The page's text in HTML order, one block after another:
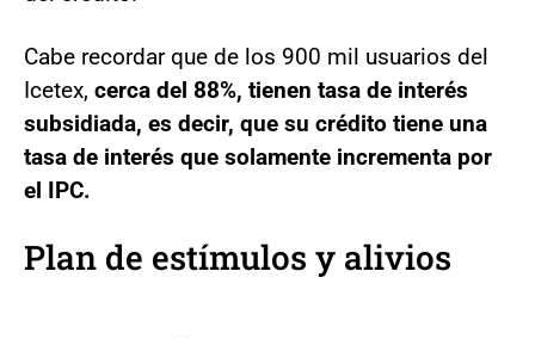
Cabe recordar que de los 900 mil usuarios del
Icetex, cerca del 88%, tienen tasa de interés
subsidiada, es decir, que su crédito tiene una
tasa de interés que solamente incrementa por
el IPC.
Plan de estímulos y alivios